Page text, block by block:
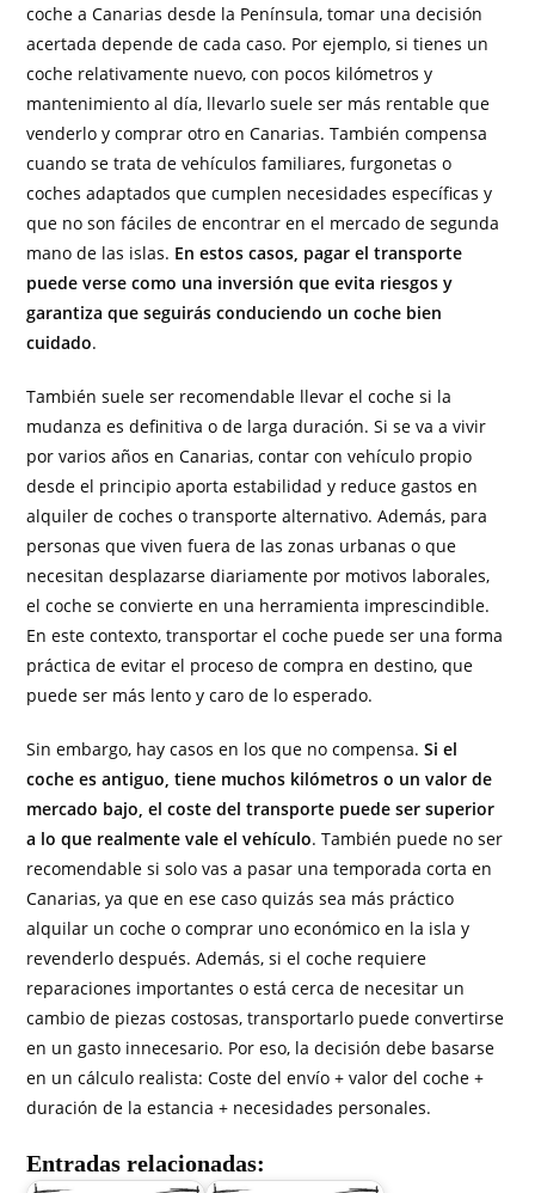
coche a Canarias desde la Península, tomar una decisión
acertada depende de cada caso. Por ejemplo, si tienes un
coche relativamente nuevo, con pocos kilómetros y
mantenimiento al día, llevarlo suele ser más rentable que
venderlo y comprar otro en Canarias. También compensa
cuando se trata de vehículos familiares, furgonetas o
coches adaptados que cumplen necesidades específicas y
que no son fáciles de encontrar en el mercado de segunda
mano de las islas. En estos casos, pagar el transporte
puede verse como una inversión que evita riesgos y
garantiza que seguirás conduciendo un coche bien
cuidado.
También suele ser recomendable llevar el coche si la
mudanza es definitiva o de larga duración. Si se va a vivir
por varios años en Canarias, contar con vehículo propio
desde el principio aporta estabilidad y reduce gastos en
alquiler de coches o transporte alternativo. Además, para
personas que viven fuera de las zonas urbanas o que
necesitan desplazarse diariamente por motivos laborales,
el coche se convierte en una herramienta imprescindible.
En este contexto, transportar el coche puede ser una forma
práctica de evitar el proceso de compra en destino, que
puede ser más lento y caro de lo esperado.
Sin embargo, hay casos en los que no compensa.Si el
coche es antiguo, tiene muchos kilómetros o un valor de
mercado bajo, el coste del transporte puede ser superior
a lo que realmente vale el vehículo. También puede no ser
recomendable si solo vas a pasar una temporada corta en
Canarias, ya que en ese caso quizás sea más práctico
alquilar un coche o comprar uno económico en la isla y
revenderlo después. Además, si el coche requiere
reparaciones importantes o está cerca de necesitar un
cambio de piezas costosas, transportarlo puede convertirse
en un gasto innecesario. Por eso, la decisión debe basarse
en un cálculo realista: Coste del envío + valor del coche +
duración de la estancia + necesidades personales.
Entradas relacionadas: